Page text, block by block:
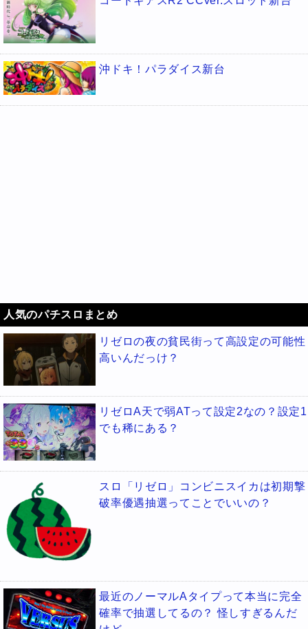
沖ドキ！パラダイス新台
人気のパチスロまとめ
リゼロの夜の貧民街って高設定の可能性
高いんだっけ？
リゼロA天で弱ATって設定2なの？設定1
でも稀にある？
スロ「リゼロ」コンビニスイカは初期撃
破率優遇抽選ってことでいいの？
最近のノーマルAタイプって本当に完全
確率で抽選してるの？ 怪しすぎるんだ